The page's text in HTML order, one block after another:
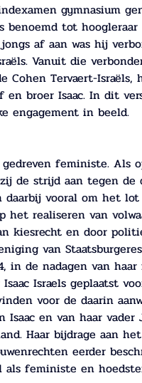
gymnasium
benoemd tot hoogleraar
af aan was hij
Vanuit die
Tervaert-Israëls,
broer Isaac. In dit
engagement in beeld.
feministe. Als
de strijd aan tegen de
daarbij vooral om het
realiseren van
kiesrecht en door
van
in de nadagen van
Israels geplaatst
voor de daarin
en van haar vader
Haar bijdrage aan
eerder
als feministe en